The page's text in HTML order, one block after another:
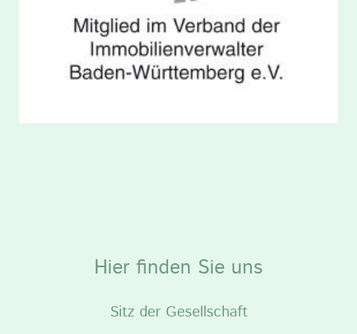
Hier finden Sie uns
Sitz der Gesellschaft